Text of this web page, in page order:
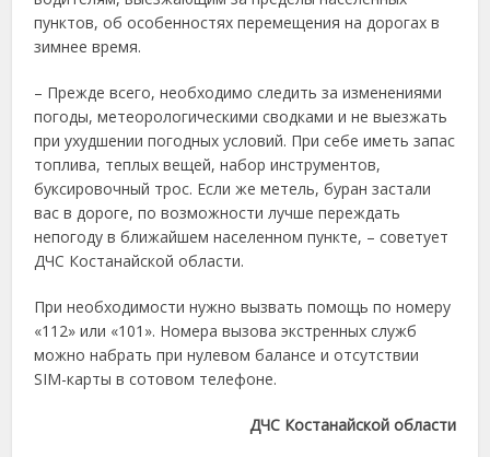
пунктов, об особенностях перемещения на дорогах в
зимнее время.
– Прежде всего, необходимо следить за изменениями
погоды, метеорологическими сводками и не выезжать
при ухудшении погодных условий. При себе иметь запас
топлива, теплых вещей, набор инструментов,
буксировочный трос. Если же метель, буран застали
вас в дороге, по возможности лучше переждать
непогоду в ближайшем населенном пункте, – советует
ДЧС Костанайской области.
При необходимости нужно вызвать помощь по номеру
«112» или «101». Номера вызова экстренных служб
можно набрать при нулевом балансе и отсутствии
SIM-карты в сотовом телефоне.
ДЧС Костанайской области